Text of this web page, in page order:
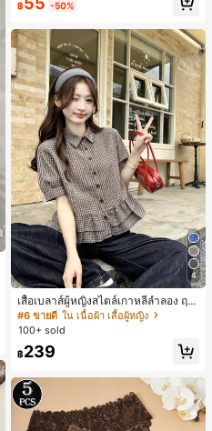
฿ -50%
4
เสื้อเบลาส์ผู้หญิงสไตล์เกาหลีลำลอง ฤดู
ใบไม้ผลิ/ฤดูร้อนใหม่ ชายระบาย ชิคแล
ะหรูหรา
#6 ขายดี ใน เนื้อผ้า เสื้อผู้หญิง
100+ sold
฿239